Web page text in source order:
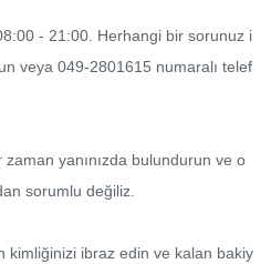
- 21:00. Herhangi bir sorunuz i
veya 049-2801615 numaralı telef
zaman yanınızda bulundurun ve o
sorumlu değiliz.
kimliğinizi ibraz edin ve kalan bakiy